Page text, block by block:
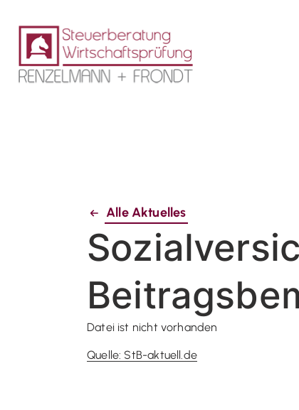
Alle Aktuelles
Datei ist nicht vorhanden
Quelle: StB-aktuell.de